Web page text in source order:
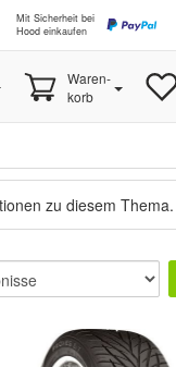
Mit Sicherheit bei
Hood einkaufen
Waren-
korb
zu diesem Thema.